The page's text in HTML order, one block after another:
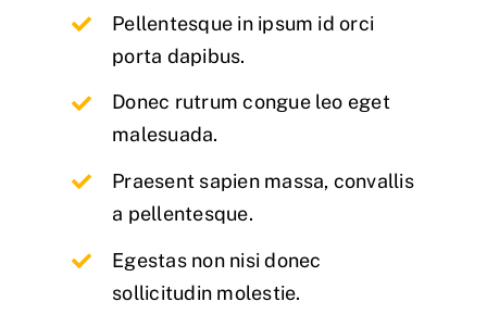
Pellentesque in ipsum id orci
porta dapibus.
Donec rutrum congue leo eget
malesuada.
Praesent sapien massa, convallis
a pellentesque.
Egestas non nisi donec
sollicitudin molestie.